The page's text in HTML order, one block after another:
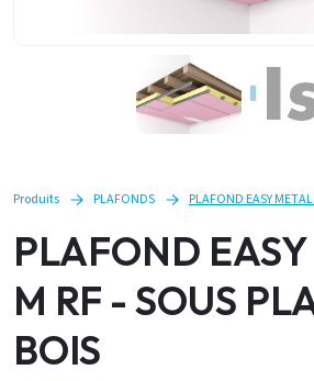
Produits PLAFONDS PLAFOND EASY
PLAFOND
M RF - SOUS
BOIS